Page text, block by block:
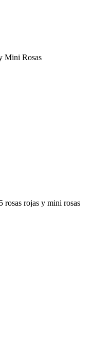
Mini Rosas
rosas rojas y mini rosas